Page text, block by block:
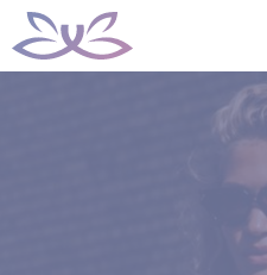
Aller
au